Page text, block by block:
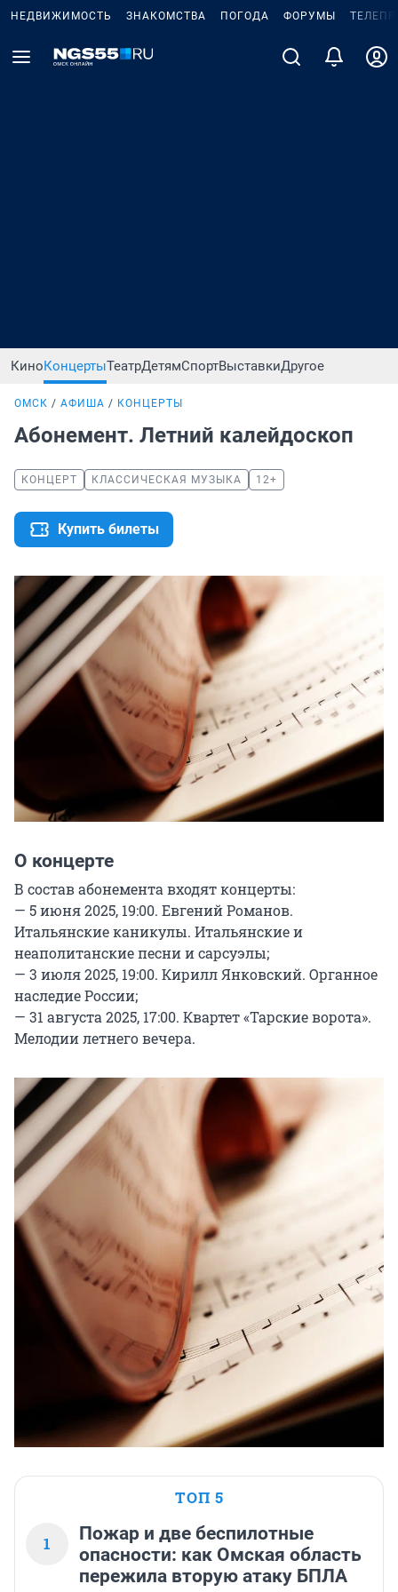
НЕДВИЖИМОСТЬ ЗНАКОМСТВА ПОГОДА ФОРУМЫ
КиноКонцертыТеатрДетямСпортВыставкиДругое
ОМСК АФИША КОНЦЕРТЫ
Абонемент. Летний калейдоскоп
КОНЦЕРТ КЛАССИЧЕСКАЯ МУЗЫКА 12+
Купить билеты
О концерте
В состав абонемента входят концерты:
— 5 июня 2025, 19:00. Евгений Романов.
Итальянские каникулы. Итальянские и
неаполитанские песни и сарсуэлы;
— 3 июля 2025, 19:00. Кирилл Янковский. Органное
наследие России;
— 31 августа 2025, 17:00. Квартет «Тарские ворота».
Мелодии летнего вечера.
ТОП 5
1
Пожар и две беспилотные
опасности: как Омская область
пережила вторую атаку БПЛА